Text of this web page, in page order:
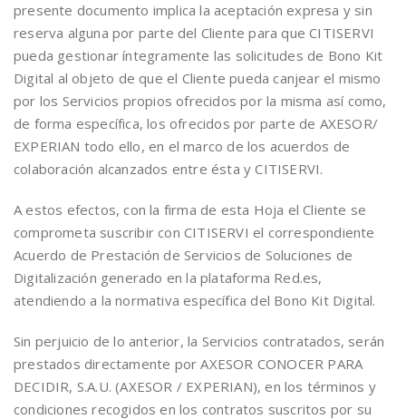
presente documento implica la aceptación expresa y sin
reserva alguna por parte del Cliente para que CITISERVI
pueda gestionar íntegramente las solicitudes de Bono Kit
Digital al objeto de que el Cliente pueda canjear el mismo
por los Servicios propios ofrecidos por la misma así como,
de forma específica, los ofrecidos por parte de AXESOR/
EXPERIAN todo ello, en el marco de los acuerdos de
colaboración alcanzados entre ésta y CITISERVI.
A estos efectos, con la firma de esta Hoja el Cliente se
comprometa suscribir con CITISERVI el correspondiente
Acuerdo de Prestación de Servicios de Soluciones de
Digitalización generado en la plataforma Red.es,
atendiendo a la normativa específica del Bono Kit Digital.
Sin perjuicio de lo anterior, la Servicios contratados, serán
prestados directamente por AXESOR CONOCER PARA
DECIDIR, S.A.U. (AXESOR / EXPERIAN), en los términos y
condiciones recogidos en los contratos suscritos por su